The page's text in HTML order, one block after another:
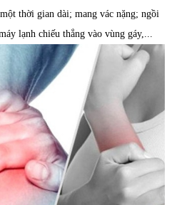
thời gian dài; mang vác nặng; ngồi
lạnh chiếu thẳng vào vùng gáy,...